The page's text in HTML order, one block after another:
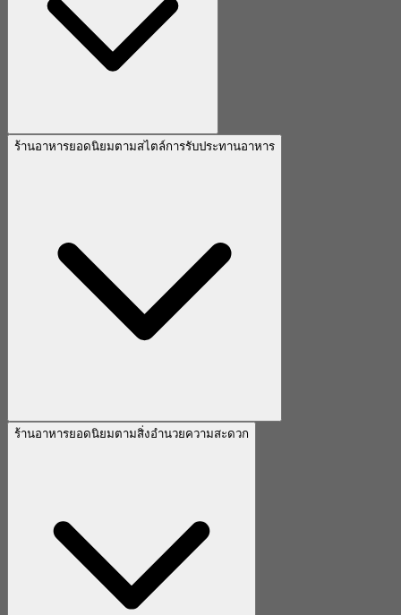
ร้านอาหารยอดนิยมตามสไตล์การรับประทานอาหาร
ร้านอาหารยอดนิยมตามสิ่งอำนวยความสะดวก